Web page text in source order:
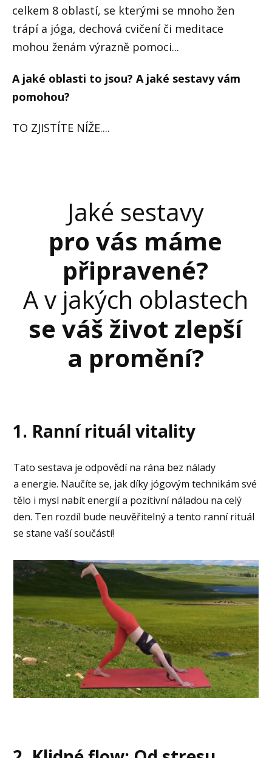
celkem 8 oblastí, se kterými se mnoho žen
trápí a jóga, dechová cvičení či meditace
mohou ženám výrazně pomoci...
A jaké oblasti to jsou? A jaké sestavy vám
pomohou?
TO ZJISTÍTE NÍŽE....
Jaké sestavy
pro vás máme
připravené?
A v jakých oblastech
se váš život zlepší
a promění?
1. Ranní rituál vitality
Tato sestava je odpovědí na rána bez nálady
a energie. Naučíte se, jak díky jógovým technikám své
tělo i mysl nabít energií a pozitivní náladou na celý
den. Ten rozdíl bude neuvěřitelný a tento ranní rituál
se stane vaší součástí!